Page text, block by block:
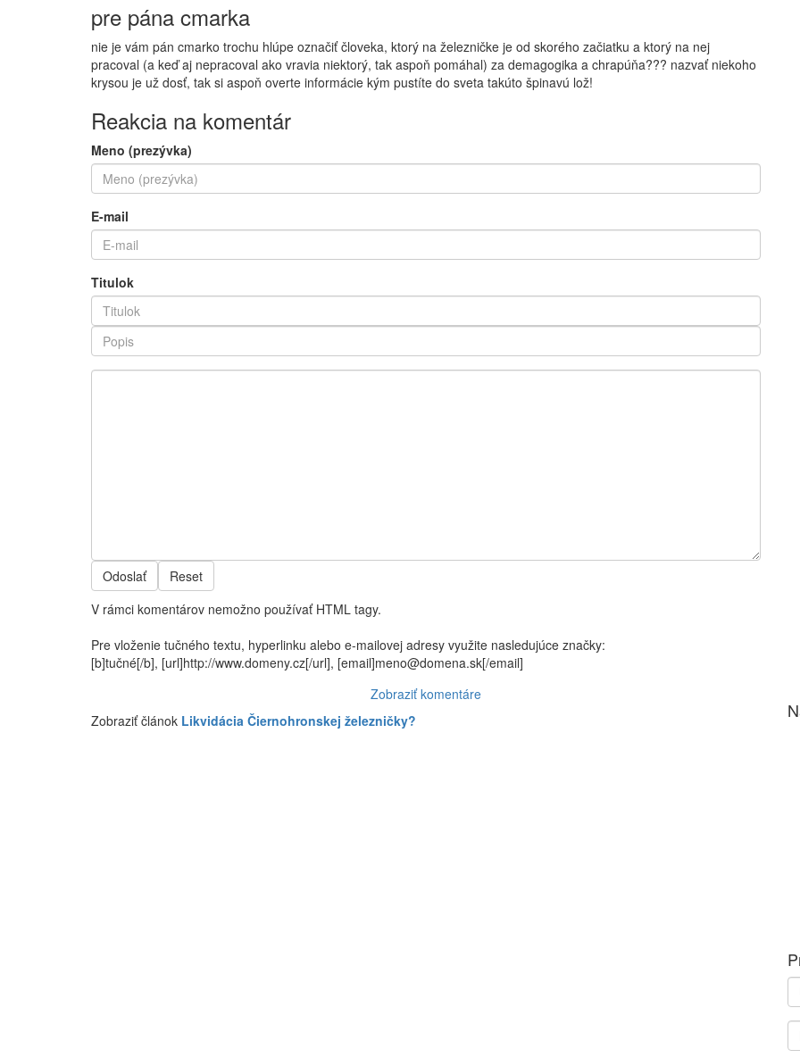
pre pána cmarka
nie je vám pán cmarko trochu hlúpe označiť človeka, ktorý na železničke je od skorého začiatku a ktorý na nej
pracoval (a keď aj nepracoval ako vravia niektorý, tak aspoň pomáhal) za demagogika a chrapúňa??? nazvať niekoho
krysou je už dosť, tak si aspoň overte informácie kým pustíte do sveta takúto špinavú lož!
Reakcia na komentár
Meno (prezývka)
E-mail
Titulok
Odoslať
Reset
V rámci komentárov nemožno používať HTML tagy.
Pre vloženie tučného textu, hyperlinku alebo e-mailovej adresy využite nasledujúce značky:
[b]tučné[/b], [url]http://www.domeny.cz[/url], [email]meno@domena.sk[/email]
Zobraziť komentáre
Zobraziť článok Likvidácia Čiernohronskej železničky?